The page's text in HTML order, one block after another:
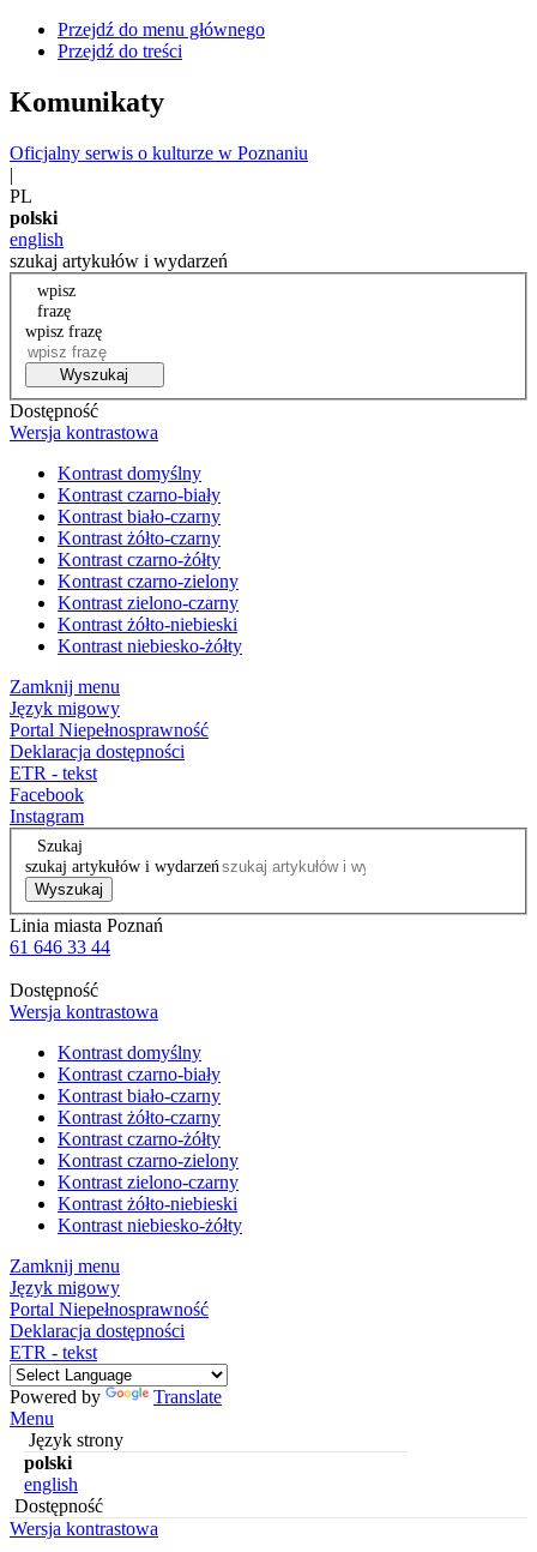
Przejdź do menu głównego
Przejdź do treści
Komunikaty
Oficjalny serwis o kulturze w Poznaniu
|
PL
polski
english
szukaj artykułów i wydarzeń
wpisz
frazę
wpisz frazę
Wyszukaj
Dostępność
Wersja kontrastowa
Kontrast domyślny
Kontrast czarno-biały
Kontrast biało-czarny
Kontrast żółto-czarny
Kontrast czarno-żółty
Kontrast czarno-zielony
Kontrast zielono-czarny
Kontrast żółto-niebieski
Kontrast niebiesko-żółty
Zamknij menu
Język migowy
Portal Niepełnosprawność
Deklaracja dostępności
ETR - tekst
Facebook
Instagram
Szukaj
szukaj artykułów i wydarzeń
Wyszukaj
Linia miasta Poznań
61 646 33 44
Dostępność
Wersja kontrastowa
Kontrast domyślny
Kontrast czarno-biały
Kontrast biało-czarny
Kontrast żółto-czarny
Kontrast czarno-żółty
Kontrast czarno-zielony
Kontrast zielono-czarny
Kontrast żółto-niebieski
Kontrast niebiesko-żółty
Zamknij menu
Język migowy
Portal Niepełnosprawność
Deklaracja dostępności
ETR - tekst
Powered by
Translate
Menu
Język strony
polski
english
Dostępność
Wersja kontrastowa